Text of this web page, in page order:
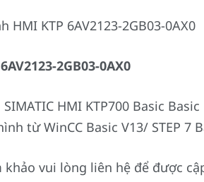
6AV2123-2GB03-0AX0
HMI KTP700 Basic
từ WinCC Basic V13/ STEP
khảo vui lòng liên hệ để được